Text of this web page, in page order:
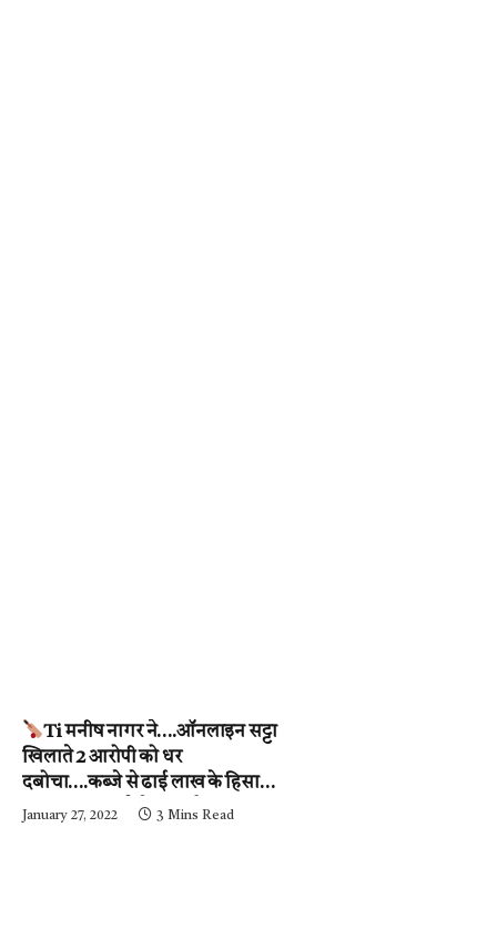
Ti मनीष नागर ने….ऑनलाइन सट्टा
खिलाते 2 आरोपी को धर
दबोचा….कब्जे से ढाई लाख के हिसाब-
किताब जब्त….देखें वीडियो
January 27, 2022 3 Mins Read